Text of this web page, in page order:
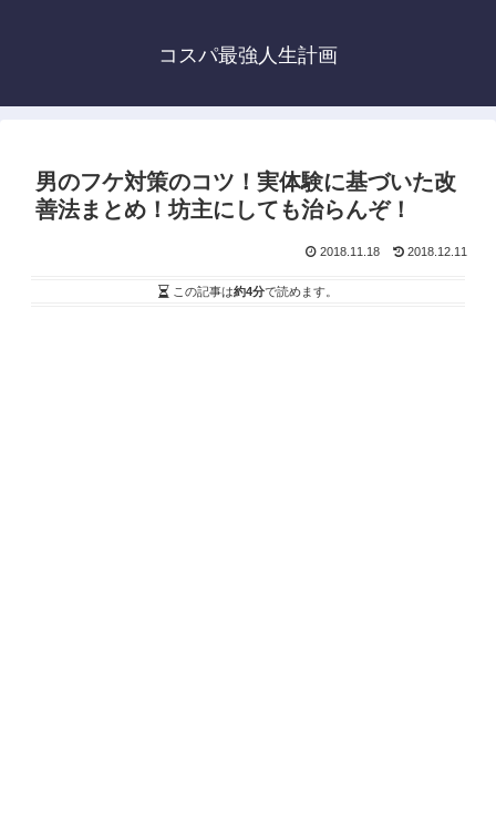
コスパ最強人生計画
男のフケ対策のコツ！実体験に基づいた改
善法まとめ！坊主にしても治らんぞ！
2018.11.18 2018.12.11
この記事は約4分で読めます。